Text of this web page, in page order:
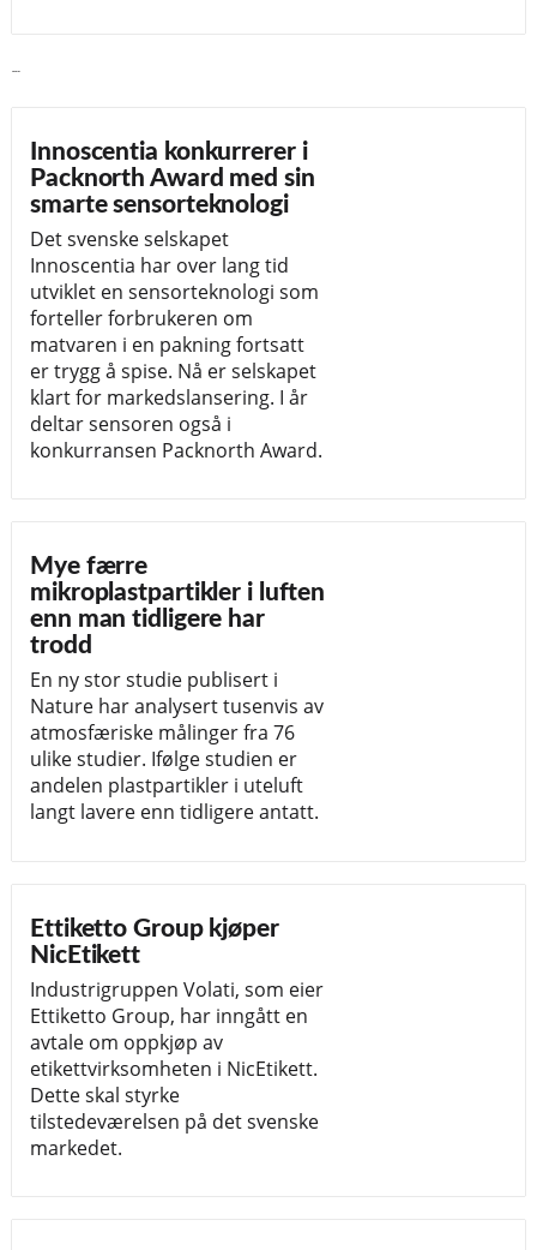
Innoscentia konkurrerer i
Packnorth Award med sin
smarte sensorteknologi
Det svenske selskapet
Innoscentia har over lang tid
utviklet en sensorteknologi som
forteller forbrukeren om
matvaren i en pakning fortsatt
er trygg å spise. Nå er selskapet
klart for markedslansering. I år
deltar sensoren også i
konkurransen Packnorth Award.
Mye færre
mikroplastpartikler i luften
enn man tidligere har
trodd
En ny stor studie publisert i
Nature har analysert tusenvis av
atmosfæriske målinger fra 76
ulike studier. Ifølge studien er
andelen plastpartikler i uteluft
langt lavere enn tidligere antatt.
Ettiketto Group kjøper
NicEtikett
Industrigruppen Volati, som eier
Ettiketto Group, har inngått en
avtale om oppkjøp av
etikettvirksomheten i NicEtikett.
Dette skal styrke
tilstedeværelsen på det svenske
markedet.